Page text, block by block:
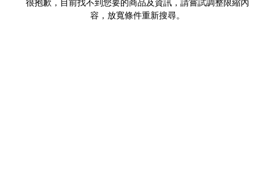
容，放寬條件重新搜尋。